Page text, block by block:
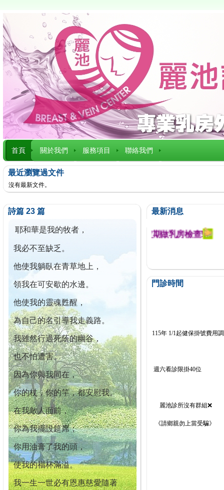
首頁 關於我們 服務項目 聯絡我們
最近瀏覽過文件
沒有最新文件。
詩篇 23 篇
耶和華是我的牧者，
我必不至缺乏。
他使我躺臥在青草地上，
領我在可安歇的水邊。
他使我的靈魂甦醒，
為自己的名引導我走義路。
我雖然行過死蔭的幽谷，
也不怕遭害。
因為你與我同在，
你的杖，你的竿，都安慰我。
在我敵人面前，
你為我擺設筵席；
你用油膏了我的頭，
使我的福杯滿溢。
我一生一世必有恩惠慈愛隨著
最新消息
今已篩檢出1700位乳癌患者,提醒您定期做乳房檢查!
門診時間
115年 1/1起健保掛號費用
週六看診限掛40位
麗池診所沒有群組❌
《請鄉親勿上當受騙》